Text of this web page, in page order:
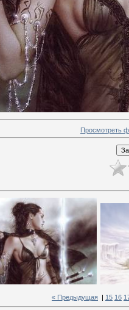
Просмотреть
« Предыдущая 15 16